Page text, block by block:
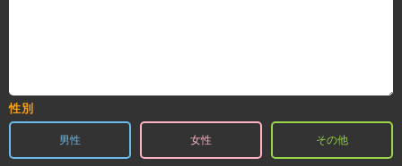
性別
男性 女性 その他